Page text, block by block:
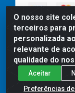
O nosso site
terceiros para
personalizada
relevante de
qualidade do
Aceitar
Preferências
Preços,
para compras